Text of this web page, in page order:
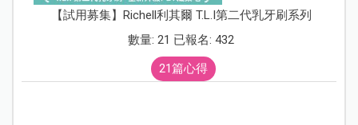
【試用募集】Richell利其爾 T.L.I第二代乳牙刷系列
數量: 21 已報名: 432
21篇心得